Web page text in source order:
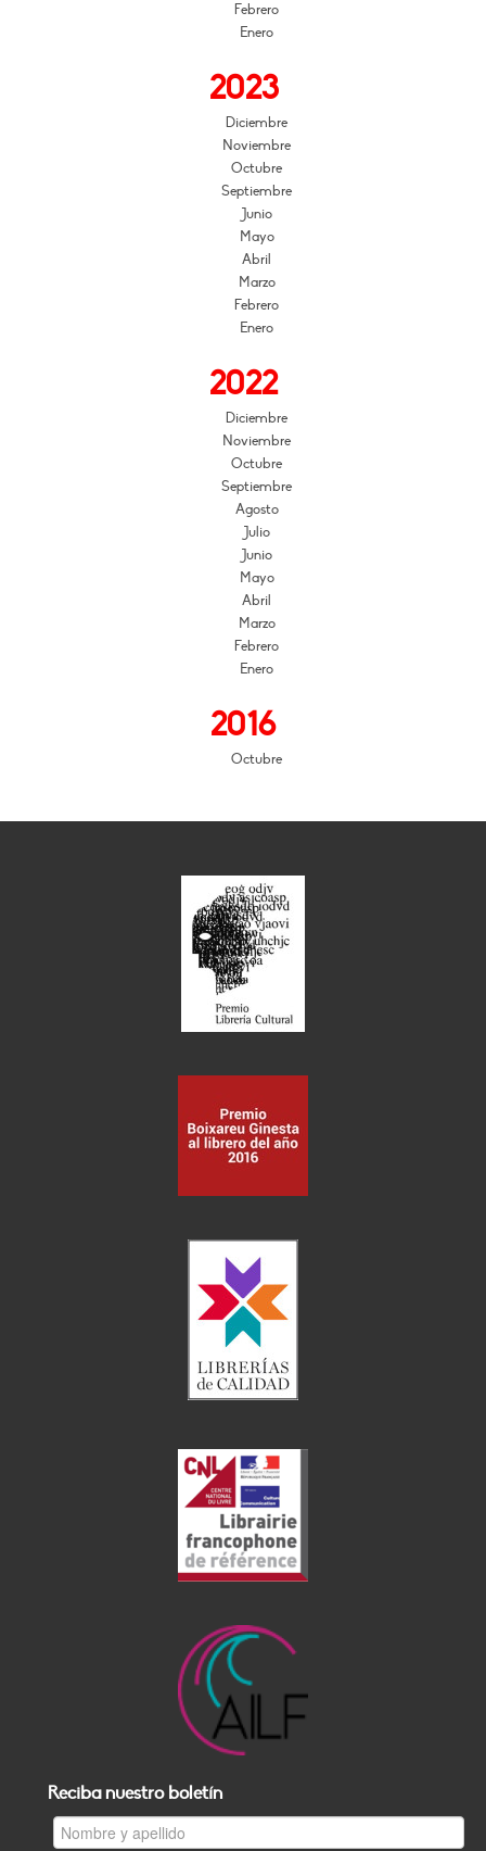
Febrero
Enero
2023
Diciembre
Noviembre
Octubre
Septiembre
Junio
Mayo
Abril
Marzo
Febrero
Enero
2022
Diciembre
Noviembre
Octubre
Septiembre
Agosto
Julio
Junio
Mayo
Abril
Marzo
Febrero
Enero
2016
Octubre
Reciba nuestro boletín